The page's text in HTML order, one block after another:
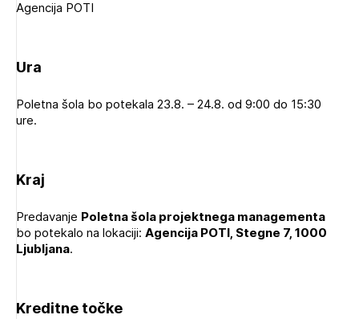
POZABLJENO GESLO
REGISTRIRAJTE SE
Agencija POTI
Ura
Poletna šola bo potekala 23.8. – 24.8. od 9:00 do 15:30
ure.
Kraj
Predavanje Poletna šola projektnega managementa
bo potekalo na lokaciji: Agencija POTI, Stegne 7, 1000
Ljubljana.
Kreditne točke
PRIJAVITE SE
Novičnik natečajev